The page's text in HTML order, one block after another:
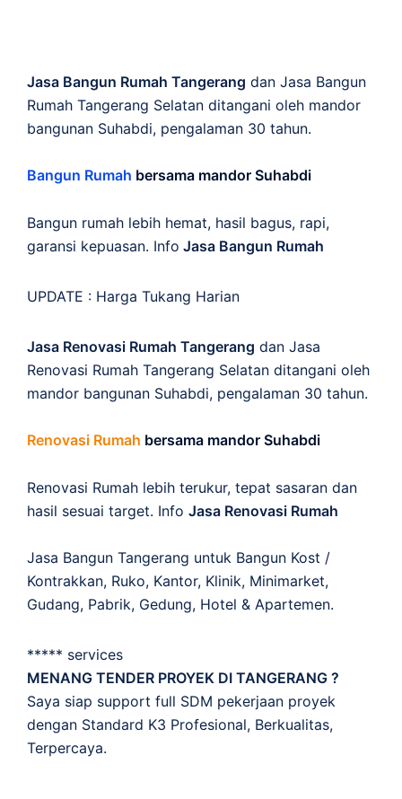
Jasa Bangun Rumah Tangerang dan Jasa Bangun
Rumah Tangerang Selatan ditangani oleh mandor
bangunan Suhabdi, pengalaman 30 tahun.
Bangun Rumah bersama mandor Suhabdi
Bangun rumah lebih hemat, hasil bagus, rapi,
garansi kepuasan. Info Jasa Bangun Rumah
UPDATE : Harga Tukang Harian
Jasa Renovasi Rumah Tangerang dan Jasa
Renovasi Rumah Tangerang Selatan ditangani oleh
mandor bangunan Suhabdi, pengalaman 30 tahun.
Renovasi Rumah bersama mandor Suhabdi
Renovasi Rumah lebih terukur, tepat sasaran dan
hasil sesuai target. Info Jasa Renovasi Rumah
Jasa Bangun Tangerang untuk Bangun Kost /
Kontrakkan, Ruko, Kantor, Klinik, Minimarket,
Gudang, Pabrik, Gedung, Hotel & Apartemen.
***** services
MENANG TENDER PROYEK DI TANGERANG ?
Saya siap support full SDM pekerjaan proyek
dengan Standard K3 Profesional, Berkualitas,
Terpercaya.